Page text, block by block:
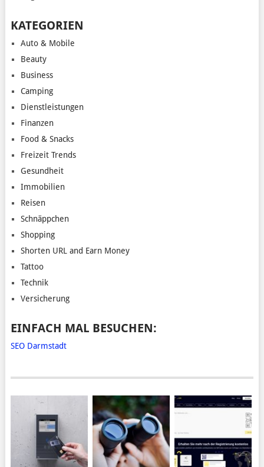
KATEGORIEN
Auto & Mobile
Beauty
Business
Camping
Dienstleistungen
Finanzen
Food & Snacks
Freizeit Trends
Gesundheit
Immobilien
Reisen
Schnäppchen
Shopping
Shorten URL and Earn Money
Tattoo
Technik
Versicherung
EINFACH MAL BESUCHEN:
SEO Darmstadt